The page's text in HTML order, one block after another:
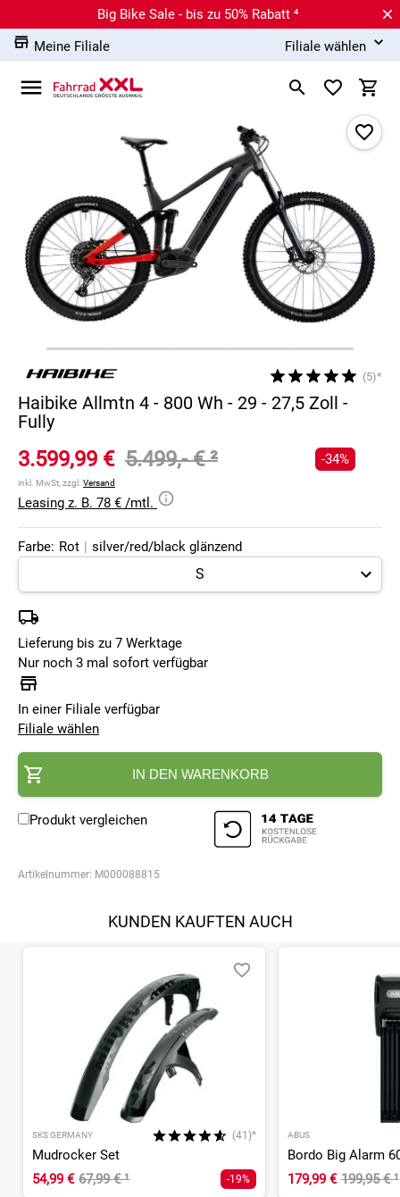
Big Bike Sale - bis zu 50% Rabatt ⁴
Meine Filiale
Filiale wählen
(5)*
Haibike Allmtn 4 - 800 Wh - 29 - 27,5 Zoll -
Fully
3.599,99 € 5.499,- €²
inkl. MwSt, zzgl. Versand
-34%
Leasing z. B. 78 € /mtl.
Farbe: Rot | silver/red/black glänzend
Lieferung bis zu 7 Werktage
Nur noch 3 mal sofort verfügbar
In einer Filiale verfügbar
Filiale wählen
IN DEN WARENKORB
Produkt vergleichen
Artikelnummer: M000088815
KUNDEN KAUFTEN AUCH
SKS GERMANY (41)*
Mudrocker Set
54,99 € 67,99 €¹ -19%
ABUS
179,99 € 199,95 €¹